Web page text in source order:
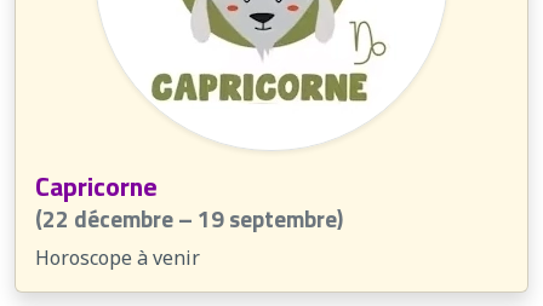
Capricorne
(22 décembre – 19 septembre)
Horoscope à venir